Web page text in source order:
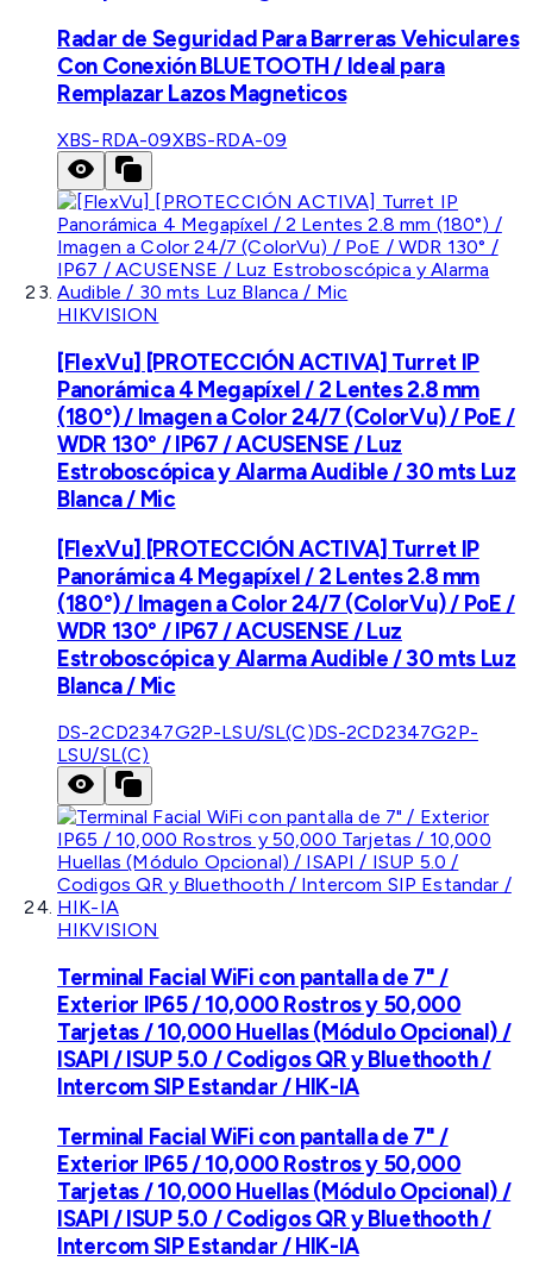
Radar de Seguridad Para Barreras Vehiculares
Con Conexión BLUETOOTH / Ideal para
Remplazar Lazos Magneticos
XBS-RDA-09XBS-RDA-09
HIKVISION
[FlexVu] [PROTECCIÓN ACTIVA] Turret IP
Panorámica 4 Megapíxel / 2 Lentes 2.8 mm
(180°) / Imagen a Color 24/7 (ColorVu) / PoE /
WDR 130° / IP67 / ACUSENSE / Luz
Estroboscópica y Alarma Audible / 30 mts Luz
Blanca / Mic
[FlexVu] [PROTECCIÓN ACTIVA] Turret IP
Panorámica 4 Megapíxel / 2 Lentes 2.8 mm
(180°) / Imagen a Color 24/7 (ColorVu) / PoE /
WDR 130° / IP67 / ACUSENSE / Luz
Estroboscópica y Alarma Audible / 30 mts Luz
Blanca / Mic
DS-2CD2347G2P-LSU/SL(C)DS-2CD2347G2P-
LSU/SL(C)
HIKVISION
Terminal Facial WiFi con pantalla de 7" /
Exterior IP65 / 10,000 Rostros y 50,000
Tarjetas / 10,000 Huellas (Módulo Opcional) /
ISAPI / ISUP 5.0 / Codigos QR y Bluethooth /
Intercom SIP Estandar / HIK-IA
Terminal Facial WiFi con pantalla de 7" /
Exterior IP65 / 10,000 Rostros y 50,000
Tarjetas / 10,000 Huellas (Módulo Opcional) /
ISAPI / ISUP 5.0 / Codigos QR y Bluethooth /
Intercom SIP Estandar / HIK-IA